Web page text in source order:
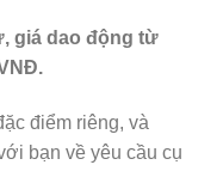
giá dao động từ
điểm riêng, và
bạn về yêu cầu cụ